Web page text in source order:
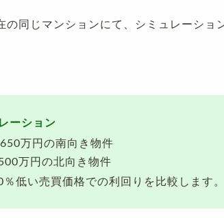
の同じマンションにて、シミュレーショ
ーション
万円の南向き物件
万円の北向き物件
低い売買価格での利回りを比較します。